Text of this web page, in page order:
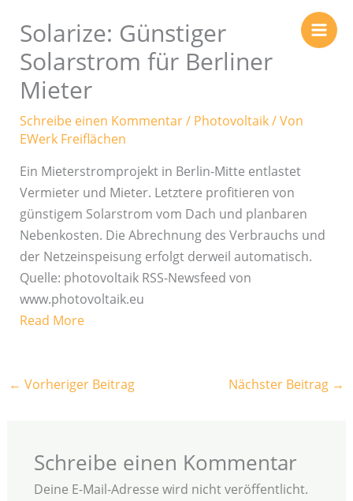
Inhalt
springen
Solarize: Günstiger
Solarstrom für Berliner
Mieter
Schreibe einen Kommentar/ Photovoltaik/ Von
EWerk Freiflächen
Ein Mieterstromprojekt in Berlin-Mitte entlastet
Vermieter und Mieter. Letztere profitieren von
günstigem Solarstrom vom Dach und planbaren
Nebenkosten. Die Abrechnung des Verbrauchs und
der Netzeinspeisung erfolgt derweil automatisch.
Quelle: photovoltaik RSS-Newsfeed von
www.photovoltaik.eu
Read More
← Vorheriger Beitrag Nächster Beitrag →
Schreibe einen Kommentar
Deine E-Mail-Adresse wird nicht veröffentlicht.